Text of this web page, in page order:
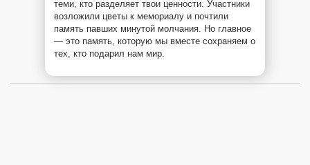
теми, кто разделяет твои ценности. Участники
возложили цветы к мемориалу и почтили
память павших минутой молчания. Но главное
— это память, которую мы вместе сохраняем о
тех, кто подарил нам мир.